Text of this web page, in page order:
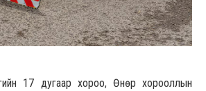
17 дугаар хороо, Өнөр хорооллын